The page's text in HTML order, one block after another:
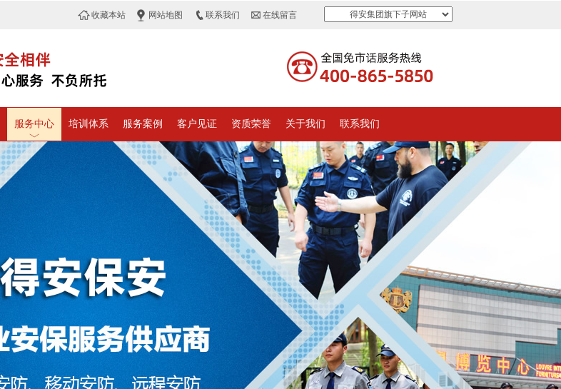
收藏本站 网站地图 联系我们 在线留言 得安集团旗下子网站
服务中心 培训体系 服务案例 客户见证 资质荣誉 关于我们 联系我们